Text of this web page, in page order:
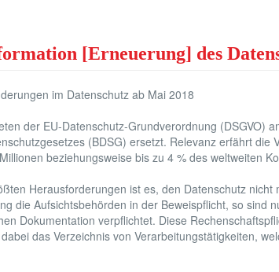
[Erneuerung] des
im Datenschutz ab Mai 2018
der EU-Datenschutz-Grundverordnung (DSGVO)
(BDSG) ersetzt. Relevanz erfährt
beziehungsweise bis zu 4 % des weltweiten
Herausforderungen ist es, den Datenschutz
die Aufsichtsbehörden in der Beweispflicht, so sind
Dokumentation verpflichtet. Diese
das Verzeichnis von Verarbeitungstätigkeiten,